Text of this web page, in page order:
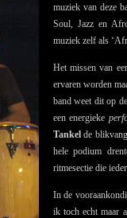
muziek van deze
Soul, Jazz en
muziek zelf als
Het missen van
ervaren worden
band weet dit op
een energieke
Tankel de
hele podium
ritmesectie die
In de
ik toch echt maar